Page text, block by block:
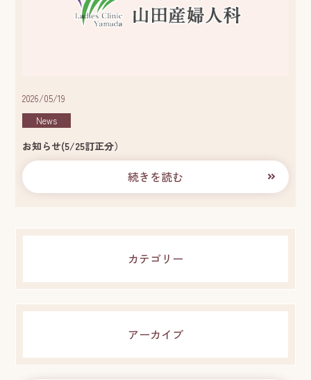
2026/05/19
News
お知らせ(5/25訂正分）
続きを読む
カテゴリー
アーカイブ